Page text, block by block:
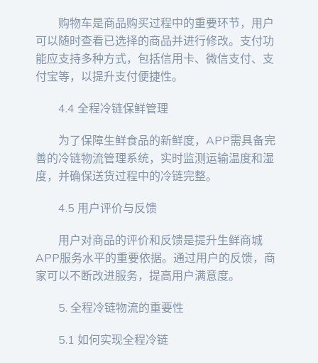
购物车是商品购买过程中的重要环节，用户
可以随时查看已选择的商品并进行修改。支付功
能应支持多种方式，包括信用卡、微信支付、支
付宝等，以提升支付便捷性。
4.4 全程冷链保鲜管理
为了保障生鲜食品的新鲜度，APP需具备完
善的冷链物流管理系统，实时监测运输温度和湿
度，并确保送货过程中的冷链完整。
4.5 用户评价与反馈
用户对商品的评价和反馈是提升生鲜商城
APP服务水平的重要依据。通过用户的反馈，商
家可以不断改进服务，提高用户满意度。
5. 全程冷链物流的重要性
5.1 如何实现全程冷链